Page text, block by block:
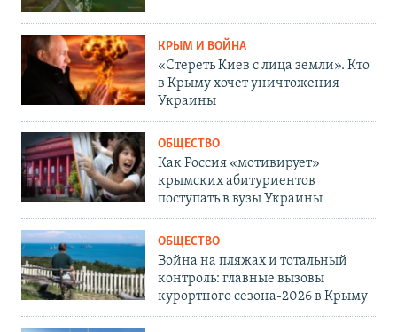
КРЫМ И ВОЙНА
«Стереть Киев с лица земли». Кто
в Крыму хочет уничтожения
Украины
ОБЩЕСТВО
Как Россия «мотивирует»
крымских абитуриентов
поступать в вузы Украины
ОБЩЕСТВО
Война на пляжах и тотальный
контроль: главные вызовы
курортного сезона-2026 в Крыму